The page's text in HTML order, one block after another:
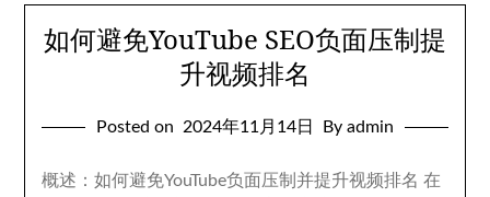
如何避免YouTube SEO负面压制提
升视频排名
Posted on 2024年11月14日 By admin
概述：如何避免YouTube负面压制并提升视频排名 在